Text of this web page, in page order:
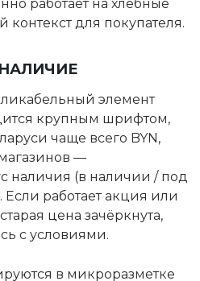
работает на хлебные
для покупателя.
элемент
крупным шрифтом,
чаще всего BYN,
—
наличия (в наличии / под
Если работает акция или
цена зачёркнута,
с условиями.
в микроразметке